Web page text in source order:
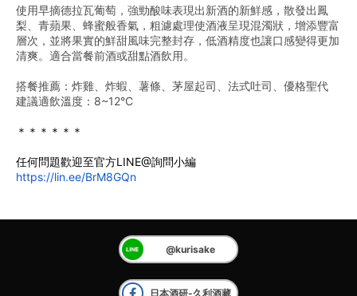
使用早摘德拉瓦葡萄，強勁酸味表現出新酒的新鮮感，散發出鳳
梨、青蘋果、蜂蜜般香氣，粗濾處理使酒液呈現混濁狀，增添豐富
層次，並將果實的鮮甜風味完整封存，低酒精度也讓口感變得更加
清爽。適合當餐前酒或甜點酒飲用。
搭餐推薦：炸雞、炸蝦、薯條、茅屋起司、法式吐司、優格聖代
建議適飲溫度：8~12°C
＊＊＊＊＊＊
任何問題歡迎至官方LINE@詢問小編
https://lin.ee/BrM8GQn
@kurisake
日本酒研-久利酒藏